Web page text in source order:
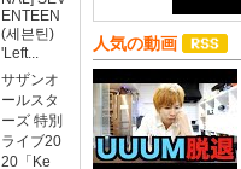
ENTEEN
(세븐틴)
'Left...
サザンオ
ールスタ
ーズ 特別
ライブ20
20「Ke
人気の動画